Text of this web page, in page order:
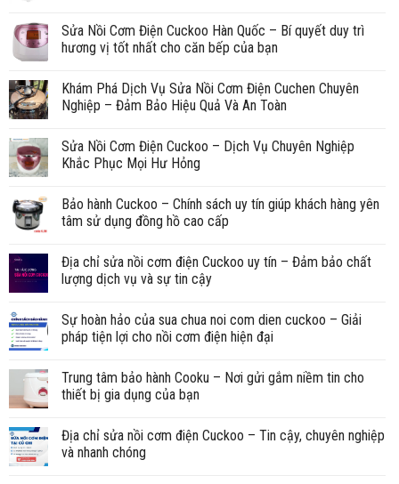
Sửa Nồi Cơm Điện Cuckoo Hàn Quốc – Bí quyết duy trì
hương vị tốt nhất cho căn bếp của bạn
Khám Phá Dịch Vụ Sửa Nồi Cơm Điện Cuchen Chuyên
Nghiệp – Đảm Bảo Hiệu Quả Và An Toàn
Sửa Nồi Cơm Điện Cuckoo – Dịch Vụ Chuyên Nghiệp
Khắc Phục Mọi Hư Hỏng
Bảo hành Cuckoo – Chính sách uy tín giúp khách hàng yên
tâm sử dụng đồng hồ cao cấp
Địa chỉ sửa nồi cơm điện Cuckoo uy tín – Đảm bảo chất
lượng dịch vụ và sự tin cậy
Sự hoàn hảo của sua chua noi com dien cuckoo – Giải
pháp tiện lợi cho nồi cơm điện hiện đại
Trung tâm bảo hành Cooku – Nơi gửi gắm niềm tin cho
thiết bị gia dụng của bạn
Địa chỉ sửa nồi cơm điện Cuckoo – Tin cậy, chuyên nghiệp
và nhanh chóng